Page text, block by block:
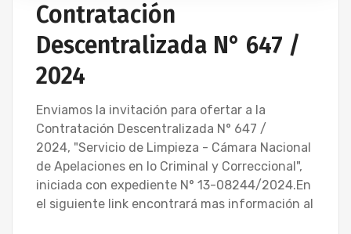
Contratación
Descentralizada N° 647 /
2024
Enviamos la invitación para ofertar a la
Contratación Descentralizada N° 647 /
2024, "Servicio de Limpieza - Cámara Nacional
de Apelaciones en lo Criminal y Correccional",
iniciada con expediente N° 13-08244/2024.En
el siguiente link encontrará mas información al